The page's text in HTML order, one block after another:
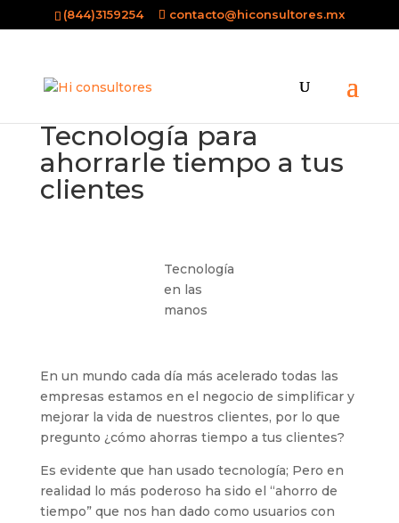
(844)3159254 contacto@hiconsultores.mx
Tecnología para
ahorrarle tiempo a tus
clientes
Tecnología
en las
manos
En un mundo cada día más acelerado todas las
empresas estamos en el negocio de simplificar y
mejorar la vida de nuestros clientes, por lo que
pregunto ¿cómo ahorras tiempo a tus clientes?
Es evidente que han usado tecnología; Pero en
realidad lo más poderoso ha sido el “ahorro de
tiempo” que nos han dado como usuarios con